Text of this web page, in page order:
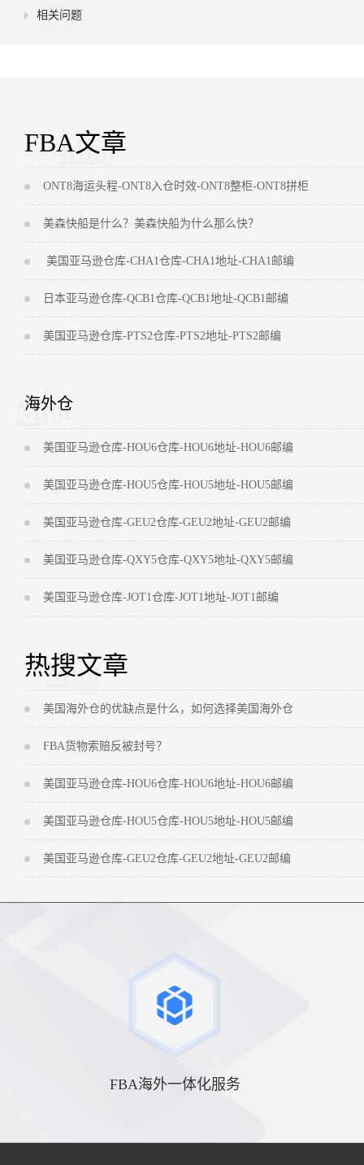
相关问题
FBA文章
ONT8海运头程-ONT8入仓时效-ONT8整柜-ONT8拼柜
美森快船是什么？美森快船为什么那么快？
美国亚马逊仓库-CHA1仓库-CHA1地址-CHA1邮编
日本亚马逊仓库-QCB1仓库-QCB1地址-QCB1邮编
美国亚马逊仓库-PTS2仓库-PTS2地址-PTS2邮编
海外仓
美国亚马逊仓库-HOU6仓库-HOU6地址-HOU6邮编
美国亚马逊仓库-HOU5仓库-HOU5地址-HOU5邮编
美国亚马逊仓库-GEU2仓库-GEU2地址-GEU2邮编
美国亚马逊仓库-QXY5仓库-QXY5地址-QXY5邮编
美国亚马逊仓库-JOT1仓库-JOT1地址-JOT1邮编
热搜文章
美国海外仓的优缺点是什么，如何选择美国海外仓
FBA货物索赔反被封号？
美国亚马逊仓库-HOU6仓库-HOU6地址-HOU6邮编
美国亚马逊仓库-HOU5仓库-HOU5地址-HOU5邮编
美国亚马逊仓库-GEU2仓库-GEU2地址-GEU2邮编
FBA海外一体化服务